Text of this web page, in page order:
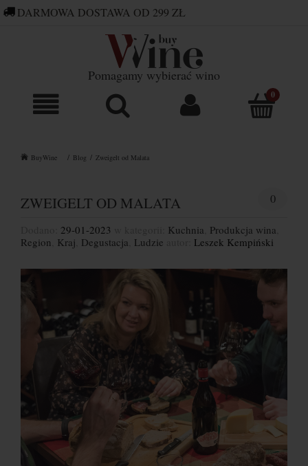
Pomagamy wybierać wino
BuyWine Blog Zweigelt od Malata
DARMOWA DOSTAWA OD 299 ZŁ
SKLEP@BUYWINE.PL
ZWEIGELT OD MALATA 0
29-01-2023 Kuchnia Produkcja wina
Region Kraj Degustacja Ludzie Leszek Kempiński